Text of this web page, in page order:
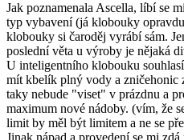
Jak poznamenala Ascella, líbí se
typ vybavení (já klobouky
klobouky si čaroděj vyrábí sám.
poslední věta u výroby je nějaká
U inteligentního klobouku
mít kbelík plný vody a zničehonic
taky nebude "viset" v prázdnu a
maximum nové nádoby. (vím, že
limit by měl být limitem a ne se